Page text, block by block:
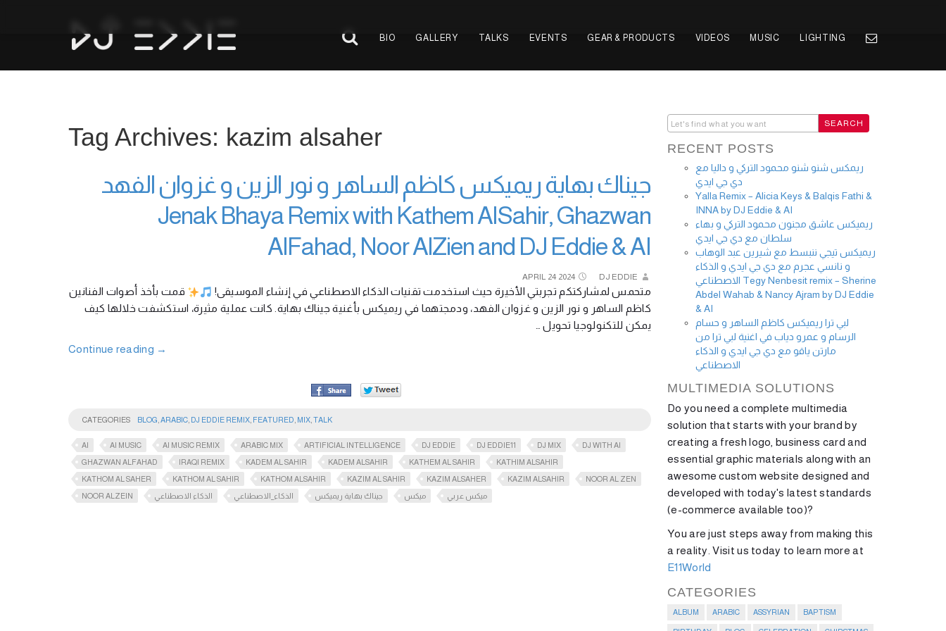
BIO GALLERY TALKS EVENTS GEAR & PRODUCTS VIDEOS MUSIC LIGHTING
Tag Archives: kazim alsaher
جيناك بهاية ريميكس كاظم الساهر و نور الزين و غزوان الفهد
Jenak Bhaya Remix with Kathem AlSahir, Ghazwan
AlFahad, Noor AlZien and DJ Eddie & AI
APRIL 24 2024 DJ EDDIE
متحمس لمشاركتكم تجربتي الأخيرة حيث استخدمت تقنيات الذكاء الاصطناعي في إنشاء الموسيقى!
قمت بأخذ أصوات الفنانين
كاظم الساهر و نور الزين و غزوان الفهد، ودمجتهما في ريميكس بأغنية جيناك بهاية. كانت عملية مثيرة، استكشفت خلالها كيف
يمكن للتكنولوجيا تحويل …
Continue reading →
CATEGORIES BLOG ARABIC DJ EDDIE REMIX FEATURED MIX TALK
AI AI MUSIC AI MUSIC REMIX ARABIC MIX ARTIFICIAL INTELLIGENCE DJ EDDIE DJ EDDIE11 DJ MIX
DJ WITH AI
GHAZWAN ALFAHAD
IRAQI REMIX KADEM AL SAHIR KADEM ALSAHIR KATHEM AL SAHIR
KATHIM ALSAHIR
KATHOM AL SAHER
KATHOM AL SAHIR KATHOM ALSAHIR KAZIM AL SAHIR KAZIM ALSAHER KAZIM ALSAHIR
NOOR AL ZEN
NOOR ALZEIN
الذكاء الاصطناعي الذكاء_الاصطناعي جيناك بهاية ريميكس ميكس ميكس عربي
RECENT POSTS
ريمكس شنو شنو محمود التركي و داليا مع
دي جي ايدي
Yalla Remix – Alicia Keys & Balqis Fathi &
INNA by DJ Eddie & AI
ريميكس عاشق مجنون محمود التركي و بهاء
سلطان مع دي جي ايدي
ريميكس تيجي ننبسط مع شيرين عبد الوهاب
و نانسي عجرم مع دي جي ايدي و الذكاء
الاصطناعي Tegy Nenbesit remix – Sherine
Abdel Wahab & Nancy Ajram by DJ Eddie
& AI
لبي ترا ريميكس كاظم الساهر و حسام
الرسام و عمرو دياب في اغنية لبي ترا من
مارتن ياقو مع دي جي ايدي و الذكاء
الاصطناعي
MULTIMEDIA SOLUTIONS
Do you need a complete multimedia
solution that starts with your brand by
creating a fresh logo, business card and
essential graphic materials along with an
awesome custom website designed and
developed with today's latest standards
(e-commerce available too)?
You are just steps away from making this
a reality. Visit us today to learn more at
E11World
CATEGORIES
ALBUM ARABIC ASSYRIAN BAPTISM